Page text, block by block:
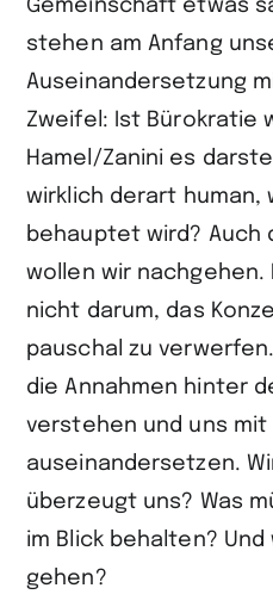
Gemeinschaft etwas
stehen am Anfang
Auseinandersetzung
Zweifel: Ist Bürokratie
Hamel/Zanini es
wirklich derart human,
behauptet wird? Auch
wollen wir nachgehen.
nicht darum, das
pauschal zu
die Annahmen hinter
verstehen und uns mit
auseinandersetzen.
überzeugt uns? Was
im Blick behalten?
gehen?